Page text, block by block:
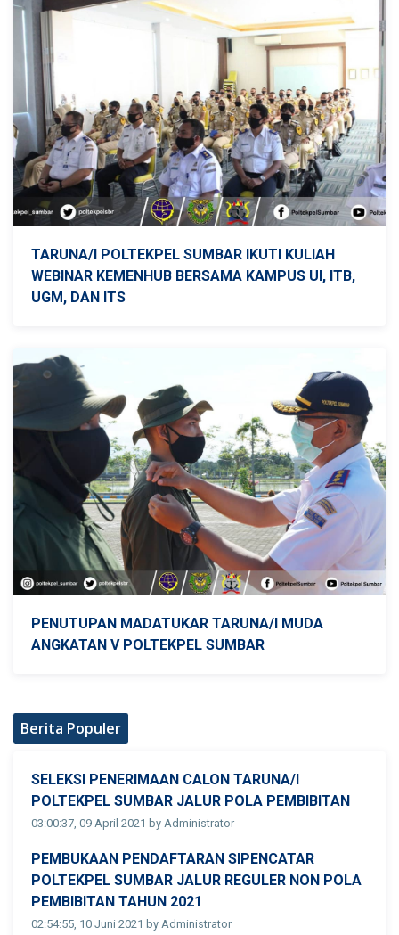
TARUNA/I POLTEKPEL SUMBAR IKUTI KULIAH
WEBINAR KEMENHUB BERSAMA KAMPUS UI, ITB,
UGM, DAN ITS
PENUTUPAN MADATUKAR TARUNA/I MUDA
ANGKATAN V POLTEKPEL SUMBAR
Berita Populer
SELEKSI PENERIMAAN CALON TARUNA/I
POLTEKPEL SUMBAR JALUR POLA PEMBIBITAN
03:00:37, 09 April 2021 by Administrator
PEMBUKAAN PENDAFTARAN SIPENCATAR
POLTEKPEL SUMBAR JALUR REGULER NON POLA
PEMBIBITAN TAHUN 2021
02:54:55, 10 Juni 2021 by Administrator